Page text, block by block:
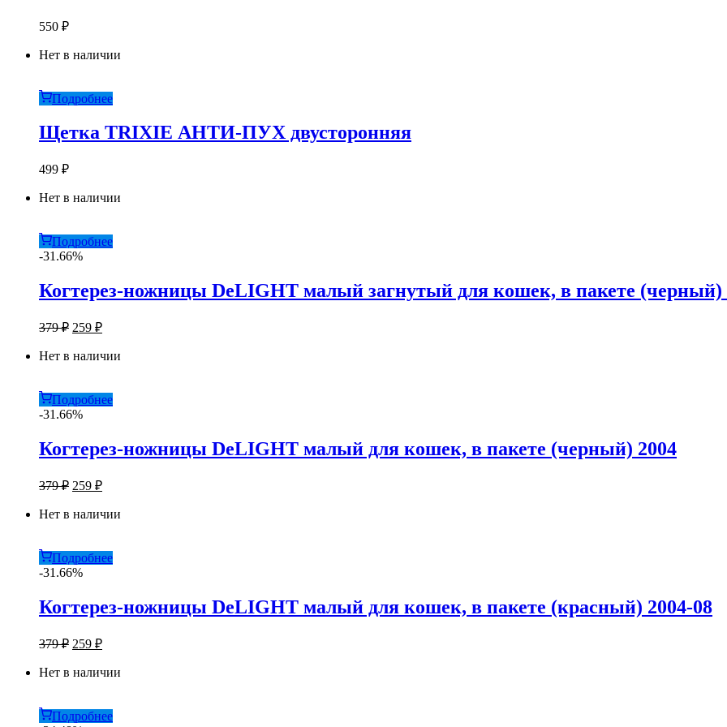
550 ₽
Нет в наличии
Подробнее
Щетка TRIXIE АНТИ-ПУХ двусторонняя
499 ₽
Нет в наличии
Подробнее
-31.66%
Когтерез-ножницы DeLIGHT малый загнутый для кошек, в пакете (черный)
379₽ Первоначальная
составляла
259 ₽Текущая
259 ₽.
Нет в наличии
Подробнее
-31.66%
Когтерез-ножницы DeLIGHT малый для кошек, в пакете (черный) 2004
379₽ Первоначальная
составляла
259 ₽Текущая
259 ₽.
Нет в наличии
Подробнее
-31.66%
Когтерез-ножницы DeLIGHT малый для кошек, в пакете (красный) 2004-08
379₽ Первоначальная
составляла
259 ₽Текущая
259 ₽.
Нет в наличии
Подробнее